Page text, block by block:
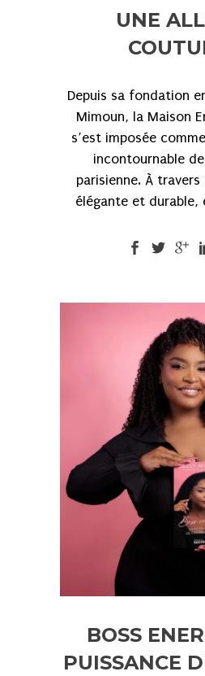
UNE
Depuis sa fondation
Mimoun, la Maison
s’est imposée
incontournable
parisienne. À
élégante et durable,
BOSS
PUISSANCE